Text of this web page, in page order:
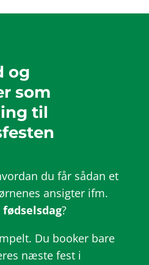
og
som
til
du får sådan et
ansigter ifm.
?
Du booker bare
næste fest i